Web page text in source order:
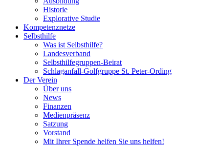
Historie
Explorative Studie
Kompetenznetze
Selbsthilfe
Was ist Selbsthilfe?
Landesverband
Selbsthilfegruppen-Beirat
Schlaganfall-Golfgruppe St. Peter-Ording
Der Verein
Über uns
News
Finanzen
Medienpräsenz
Satzung
Vorstand
Mit Ihrer Spende helfen Sie uns helfen!